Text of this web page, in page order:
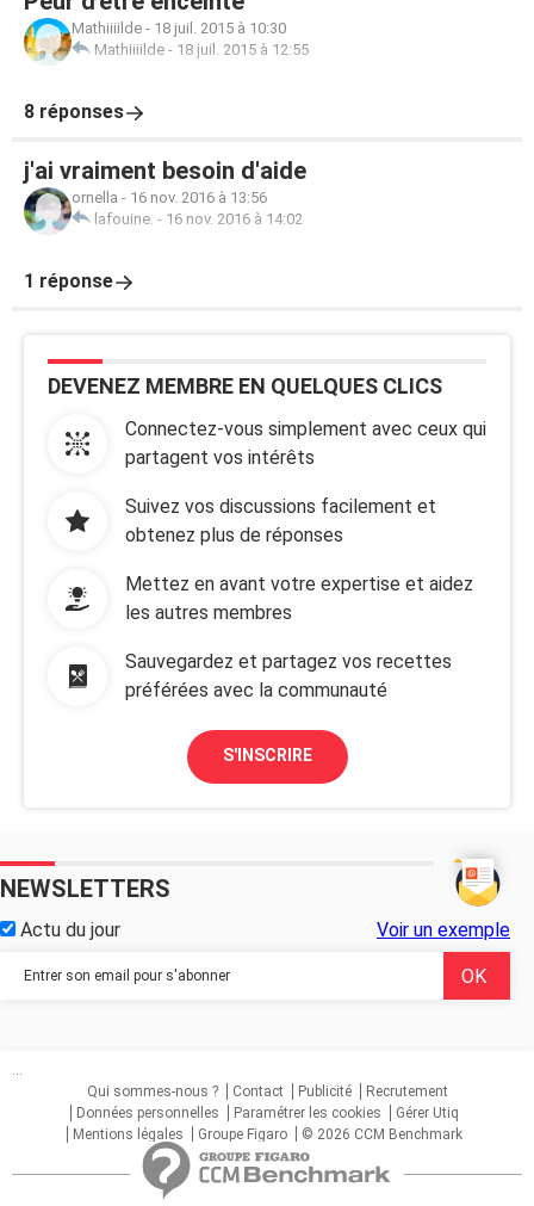
Mathiiiilde - 18 juil. 2015 à 10:30
Mathiiiilde - 18 juil. 2015 à 12:55
8 réponses
j'ai vraiment besoin d'aide
ornella - 16 nov. 2016 à 13:56
lafouine. - 16 nov. 2016 à 14:02
1 réponse
DEVENEZ MEMBRE EN QUELQUES CLICS
Connectez-vous simplement avec ceux qui
partagent vos intérêts
Suivez vos discussions facilement et
obtenez plus de réponses
Mettez en avant votre expertise et aidez
les autres membres
Sauvegardez et partagez vos recettes
préférées avec la communauté
S'INSCRIRE
NEWSLETTERS
Actu du jour Voir un exemple
...
Qui sommes-nous ?
Contact Publicité
Recrutement
Données personnelles
Paramétrer les cookies
Gérer Utiq
Mentions légales
Groupe Figaro © 2026 CCM Benchmark